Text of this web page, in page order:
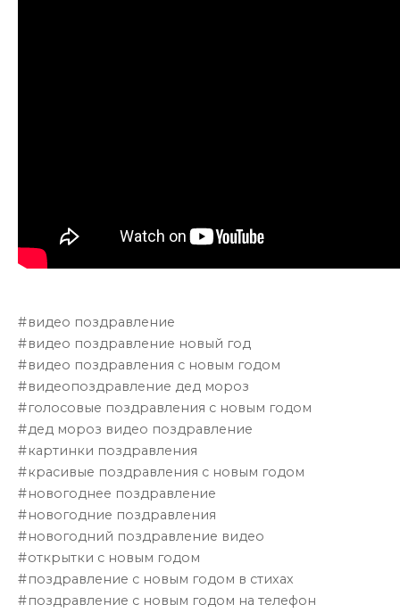
видео поздравление
видео поздравление новый год
видео поздравления с новым годом
видеопоздравление дед мороз
голосовые поздравления с новым годом
дед мороз видео поздравление
картинки поздравления
красивые поздравления с новым годом
новогоднее поздравление
новогодние поздравления
новогодний поздравление видео
открытки с новым годом
поздравление с новым годом в стихах
поздравление с новым годом на телефон